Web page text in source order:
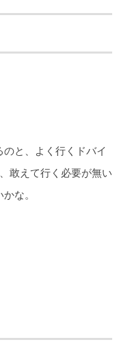
と、よく行くドバイ
敢えて行く必要が無い
な。